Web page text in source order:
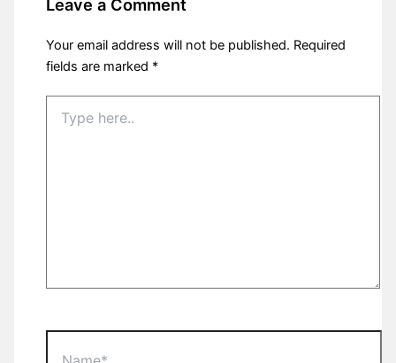
Leave a Comment
Your email address will not be published. Required
fields are marked *
here..